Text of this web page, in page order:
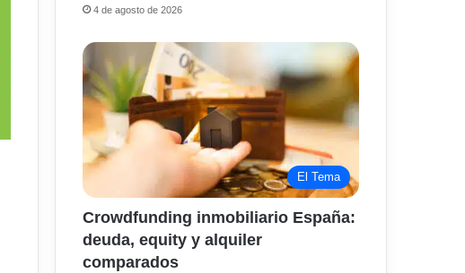
4 de agosto de 2026
El Tema
Crowdfunding inmobiliario España:
deuda, equity y alquiler
comparados